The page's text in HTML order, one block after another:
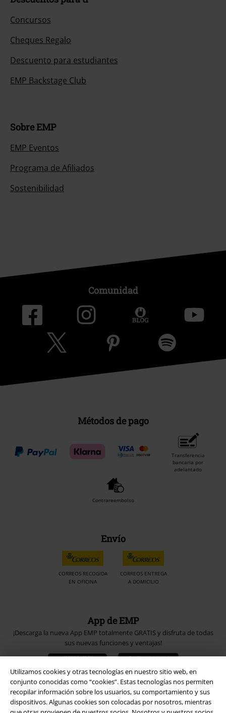
Utilizamos cookies y otras tecnologías en nuestro sitio web, en
conjunto conocidas como “cookies”. Estas tecnologías nos permiten
recopilar información sobre los usuarios, su comportamiento y sus
dispositivos. Algunas cookies son colocadas por nosotros, mientras
Concursos
Cheques Regalo
Descuento para estudiantes
EMP Backstage Club
Sobre EMP
EMP Eventos
Programa de Afiliados
Sostenibilidad
Comunidad
Métodos de pago
Transferencia
bancaria por
adelantado
Contrareembolso
Envío
CORREOS RECOGIDA
EN OFICINA
CORREOS ENTREGA
A DOMICILIO
App de EMP
¡Descarga la nueva App EMP totalmente GRATIS y disfruta de todas
sus nuevas funciones y ventajas!
A Warner Music Group Company